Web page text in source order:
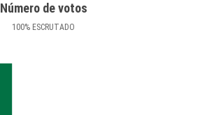
Número de votos
100% ESCRUTADO